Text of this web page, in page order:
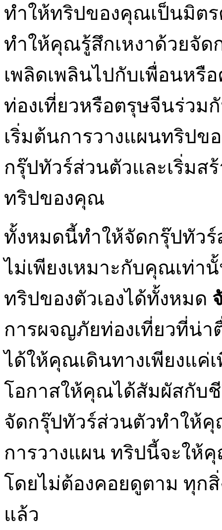
ทำให้ทริปของคุณเป็นมิตร
ทำให้คุณรู้สึกเหงาด้วยจั
เพลิดเพลินไปกับเพื่อนหรื
ท่องเที่ยวหรือตรุษจีนร่ว
เริ่มต้นการวางแผนทริป
กรุ๊ปทัวร์ส่วนตัวและเริ่มส
ทริปของคุณ
ทั้งหมดนี้ทำให้จัดกรุ๊ปทัวร์
ไม่เพียงเหมาะกับคุณเท่
ทริปของตัวเองได้ทั้งหมด
การผจญภัยท่องเที่ยวที่น่
ได้ให้คุณเดินทางเพียงแค่
โอกาสให้คุณได้สัมผัสกับ
จัดกรุ๊ปทัวร์ส่วนตัวทำให้คุ
การวางแผน ทริปนี้จะให้
โดยไม่ต้องคอยดูตาม ทุก
แล้ว